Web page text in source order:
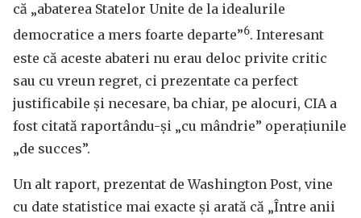
că „abaterea Statelor Unite de la idealurile
democratice a mers foarte departe”6. Interesant
este că aceste abateri nu erau deloc privite critic
sau cu vreun regret, ci prezentate ca perfect
justificabile și necesare, ba chiar, pe alocuri, CIA a
fost citată raportându-și „cu mândrie” operațiunile
„de succes”.
Un alt raport, prezentat de Washington Post, vine
cu date statistice mai exacte și arată că „Între anii